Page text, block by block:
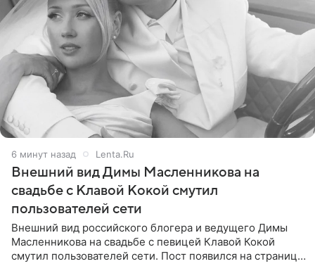
6 минут назад Lenta.Ru
Внешний вид Димы Масленникова на
свадьбе с Клавой Кокой смутил
пользователей сети
Внешний вид российского блогера и ведущего Димы
Масленникова на свадьбе с певицей Клавой Кокой
смутил пользователей сети. Пост появился на странице